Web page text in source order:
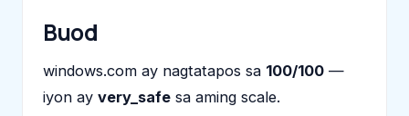
Buod
windows.com ay nagtatapos sa 100/100 —
iyon ay very_safe sa aming scale.